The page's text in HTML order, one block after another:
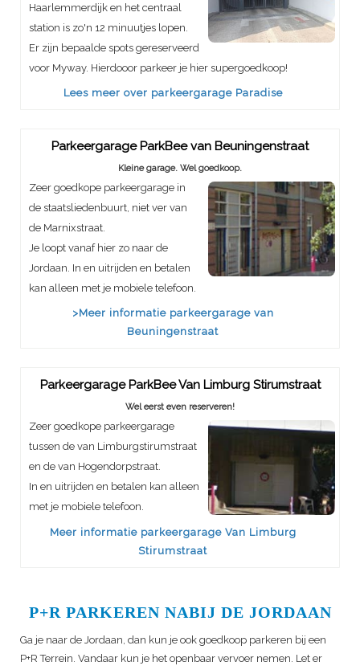
Haarlemmerdijk en het centraal
station is zo'n 12 minuutjes lopen.
Er zijn bepaalde spots gereserveerd
voor Myway. Hierdooor parkeer je hier supergoedkoop!
Lees meer over parkeergarage Paradise
Parkeergarage ParkBee van Beuningenstraat
Kleine garage. Wel goedkoop.
Zeer goedkope parkeergarage in
de staatsliedenbuurt, niet ver van
de Marnixstraat.
Je loopt vanaf hier zo naar de
Jordaan. In en uitrijden en betalen
kan alleen met je mobiele telefoon.
>Meer informatie parkeergarage van
Beuningenstraat
Parkeergarage ParkBee Van Limburg Stirumstraat
Wel eerst even reserveren!
Zeer goedkope parkeergarage
tussen de van Limburgstirumstraat
en de van Hogendorpstraat.
In en uitrijden en betalen kan alleen
met je mobiele telefoon.
Meer informatie parkeergarage Van Limburg
Stirumstraat
P+R PARKEREN NABIJ DE JORDAAN
Ga je naar de Jordaan, dan kun je ook goedkoop parkeren bij een
P+R Terrein. Vandaar kun je het openbaar vervoer nemen. Let er